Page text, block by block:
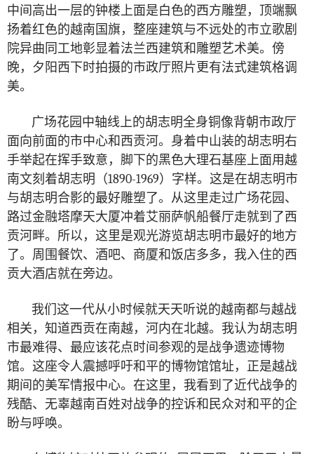
中间高出一层的钟楼上面是白色的西方雕塑，顶端飘
扬着红色的越南国旗，整座建筑与不远处的市立歌剧
院异曲同工地彰显着法兰西建筑和雕塑艺术美。傍
晚，夕阳西下时拍摄的市政厅照片更有法式建筑格调
美。
广场花园中轴线上的胡志明全身铜像背朝市政厅
面向前面的市中心和西贡河。身着中山装的胡志明右
手举起在挥手致意，脚下的黑色大理石基座上面用越
南文刻着胡志明（1890-1969）字样。这是在胡志明市
与胡志明合影的最好雕塑了。从这里走过广场花园、
路过金融塔摩天大厦冲着艾丽萨帆船餐厅走就到了西
贡河畔。所以，这里是观光游览胡志明市最好的地方
了。周围餐饮、酒吧、商厦和饭店多多，我入住的西
贡大酒店就在旁边。
我们这一代从小时候就天天听说的越南都与越战
相关，知道西贡在南越，河内在北越。我认为胡志明
市最难得、最应该花点时间参观的是战争遗迹博物
馆。这座令人震撼呼吁和平的博物馆馆址，正是越战
期间的美军情报中心。在这里，我看到了近代战争的
残酷、无辜越南百姓对战争的控诉和民众对和平的企
盼与呼唤。